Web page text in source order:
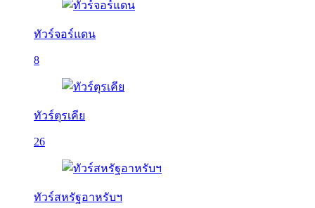
ทัวร์จอร์แดน
8
ทัวร์ตุรเคีย
26
ทัวร์สหรัฐอาหรับฯ